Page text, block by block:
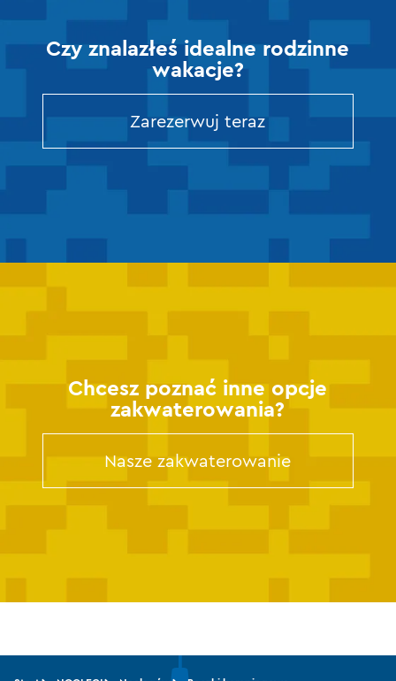
Czy znalazłeś idealne rodzinne
wakacje?
Zarezerwuj teraz
Chcesz poznać inne opcje
zakwaterowania?
Nasze zakwaterowanie